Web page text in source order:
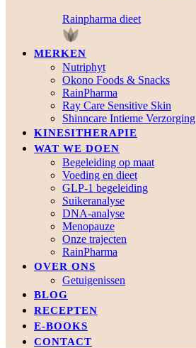
Rainpharma dieet
MERKEN
Nutriphyt
Okono Foods & Snacks
RainPharma
Ray Care Sensitive Skin
Shinncare Intieme Verzorging
KINESITHERAPIE
WAT WE DOEN
Begeleiding op maat
Voeding en dieet
GLP-1 begeleiding
Suikeranalyse
DNA-analyse
Menopauze
Onze trajecten
RainPharma
OVER ONS
Getuigenissen
BLOG
RECEPTEN
E-BOOKS
CONTACT